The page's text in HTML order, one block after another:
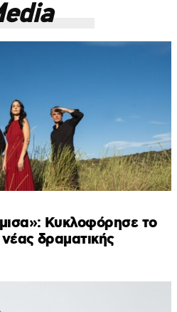
Κυκλοφόρησε το
δραματικής